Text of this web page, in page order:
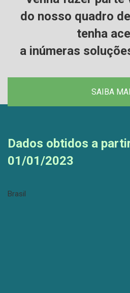
do nosso quadro
tenha
a inúmeras
SAIBA
Dados obtidos a
01/01/2023
Brasil